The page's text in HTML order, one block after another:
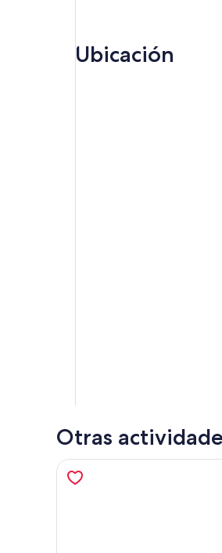
Ubicación
Otras